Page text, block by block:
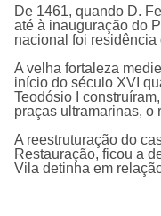
De 1461, quando D.
até à inauguração do
nacional foi residência
A velha fortaleza
início do século XVI
Teodósio I
praças ultramarinas, o
A reestruturação do
Restauração, ficou a
Vila detinha em